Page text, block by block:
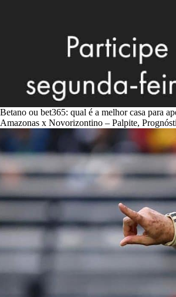
Betano ou bet365: qual é a melhor casa para
Amazonas x Novorizontino – Palpite,